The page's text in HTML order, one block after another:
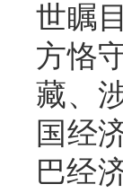
世瞩
方恪
藏、
国经
巴经